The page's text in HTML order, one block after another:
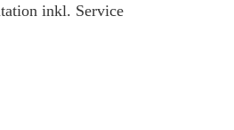
inkl. Service